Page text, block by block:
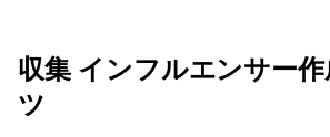
収集 インフルエンサー作
ツ